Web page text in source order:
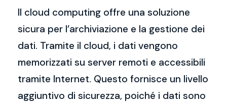
Il cloud computing offre una soluzione
sicura per l’archiviazione e la gestione dei
dati. Tramite il cloud, i dati vengono
memorizzati su server remoti e accessibili
tramite Internet. Questo fornisce un livello
aggiuntivo di sicurezza, poiché i dati sono